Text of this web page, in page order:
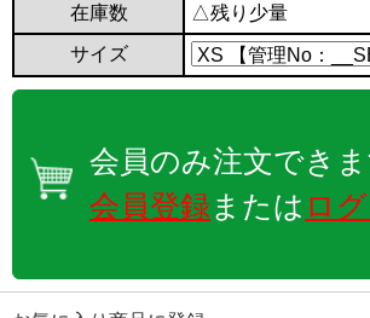
在庫数
△残り少量
サイズ
会員のみ注文でき
会員登録または ロ